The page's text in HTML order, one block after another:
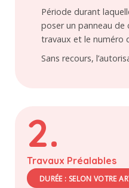
Période durant
poser un panneau de
travaux et le numéro
Sans recours,
2.
Travaux Préalables
DURÉE : SELON VOTRE